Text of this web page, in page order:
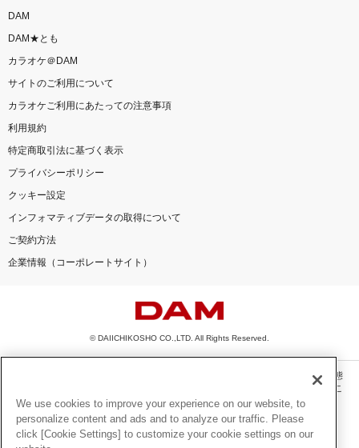
DAM
DAM★とも
カラオケ＠DAM
サイトのご利用について
カラオケご利用にあたっての注意事項
利用規約
特定商取引法に基づく表示
プライバシーポリシー
クッキー設定
インフォマティブデータの取得について
ご契約方法
企業情報（コーポレートサイト）
© DAIICHIKOSHO CO.,LTD. All Rights Reserved.
このサイトに掲載されている一切の文章・画像・写真・動画・音声等を、手段や形態
を問わず、著作権法の定める範囲を超えて無断で複製、転載、ファイル化などするこ
とを禁じます。
楽曲及びコンテンツは、機種によりご利用いただけない場合があります。
楽曲及びコンテンツの配信日、配信内容が変更になる場合があります。
We use cookies to improve your experience on our website, to
personalize content and ads and to analyze our traffic. Please
click [Cookie Settings] to customize your cookie settings on our